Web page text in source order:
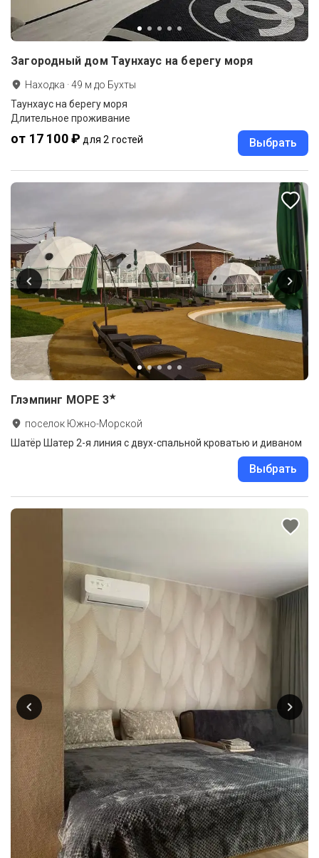
Загородный дом Таунхаус на берегу моря
Находка ·49 м до Бухты
Таунхаус на берегу моря
Длительное проживание
от 17 100 ₽ для 2 гостей Выбрать
Глэмпинг МОРЕ 3★
поселок Южно-Морской
Шатёр Шатер 2-я линия с двух-спальной кроватью и диваном
Выбрать